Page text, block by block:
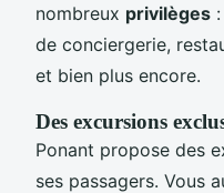
nombreux privilèges
de conciergerie,
et bien plus encore.
Des excursions
Ponant propose des
ses passagers. Vous